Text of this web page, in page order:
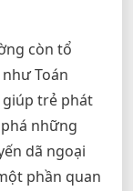
còn tổ
Toán
giúp trẻ phát
những
dã ngoại
phần quan